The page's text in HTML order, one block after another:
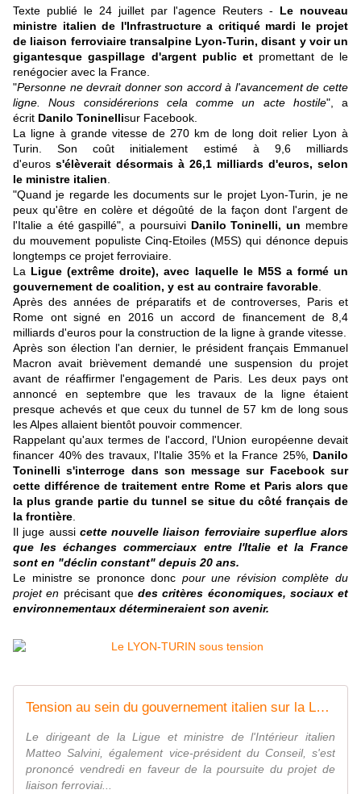
Texte publié le24 juillet par l'agence Reuters - Le nouveau
ministre italien de l'Infrastructure a critiqué mardi le projet
de liaison ferroviaire transalpine Lyon-Turin, disant y voir un
gigantesque gaspillage d'argent public et promettant de le
renégocier avec la France.
"Personne ne devrait donner son accord à l'avancement de cette
ligne. Nous considérerions cela comme un acte hostile", a
écrit Danilo Toninellisur Facebook.
La ligne à grande vitesse de 270 km de long doit relier Lyon à
Turin. Son coût initialement estimé à 9,6 milliards
d'euros s'élèverait désormais à 26,1 milliards d'euros, selon
le ministre italien
"Quand je regarde les documents sur le projet Lyon-Turin, je ne
peux qu'être en colère et dégoûté de la façon dont l'argent de
l'Italie a été gaspillé", a poursuivi Danilo Toninelli, un membre
du mouvement populiste Cinq-Etoiles (M5S) qui dénonce depuis
longtemps ce projet ferroviaire.
La Ligue (extrême droite), avec laquelle le M5S a formé un
gouvernement de coalition, y est au contraire favorable
Après des années de préparatifs et de controverses, Paris et
Rome ont signé en 2016 un accord de financement de 8,4
milliards d'euros pour la construction de la ligne à grande vitesse.
Après son élection l'an dernier, le président français Emmanuel
Macron avait brièvement demandé une suspension du projet
avant de réaffirmer l'engagement de Paris. Les deux pays ont
annoncé en septembre que les travaux de la ligne étaient
presque achevés et que ceux du tunnel de 57 km de long sous
les Alpes allaient bientôt pouvoir commencer.
Rappelant qu'aux termes de l'accord, l'Union européenne devait
financer 40% des travaux, l'Italie 35% et la France 25%, Danilo
Toninelli s'interroge dans son message sur Facebook sur
cette différence de traitement entre Rome et Paris alors que
la plus grande partie du tunnel se situe du côté français de
la frontière
Il juge aussi cette nouvelle liaison ferroviaire superflue alors
que les échanges commerciaux entre l'Italie et la France
sont en "déclin constant" depuis 20 ans.
Le ministre se prononce donc pour une révision complète du
projet en précisant que des critères économiques, sociaux et
environnementaux détermineraient son avenir.
Tension au sein du gouvernement italien sur la LGV Lyon-Turin
Le dirigeant de la Ligue et ministre de l'Intérieur italien
Matteo Salvini, également vice-président du Conseil, s'est
prononcé vendredi en faveur de la poursuite du projet de
liaison ferroviai...